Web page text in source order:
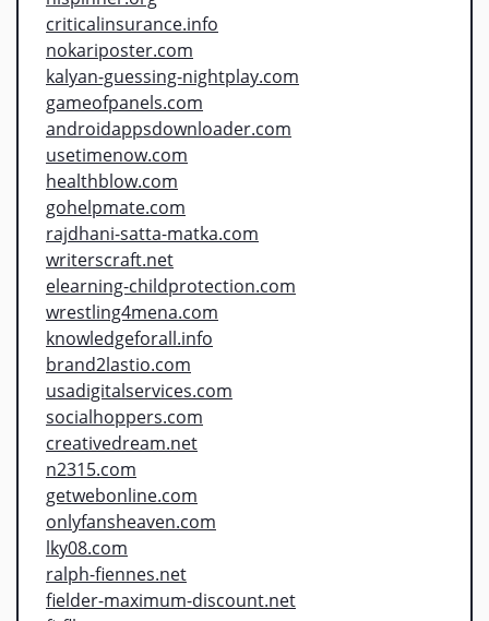
criticalinsurance.info
nokariposter.com
kalyan-guessing-nightplay.com
gameofpanels.com
androidappsdownloader.com
usetimenow.com
healthblow.com
gohelpmate.com
rajdhani-satta-matka.com
writerscraft.net
elearning-childprotection.com
wrestling4mena.com
knowledgeforall.info
brand2lastio.com
usadigitalservices.com
socialhoppers.com
creativedream.net
n2315.com
getwebonline.com
onlyfansheaven.com
lky08.com
ralph-fiennes.net
fielder-maximum-discount.net